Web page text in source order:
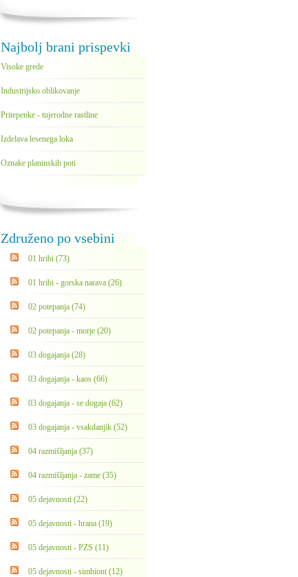
Najbolj brani prispevki
Visoke grede
Industrijsko oblikovanje
Pritepenke - tujerodne rastline
Izdelava lesenega loka
Oznake planinskih poti
Združeno po vsebini
01 hribi (73)
01 hribi - gorska narava (26)
02 potepanja (74)
02 potepanja - morje (20)
03 dogajanja (28)
03 dogajanja - kaos (66)
03 dogajanja - se dogaja (62)
03 dogajanja - vsakdanjik (52)
04 razmišljanja (37)
04 razmišljanja - zame (35)
05 dejavnosti (22)
05 dejavnosti - hrana (19)
05 dejavnosti - PZS (11)
05 dejavnosti - simbiont (12)